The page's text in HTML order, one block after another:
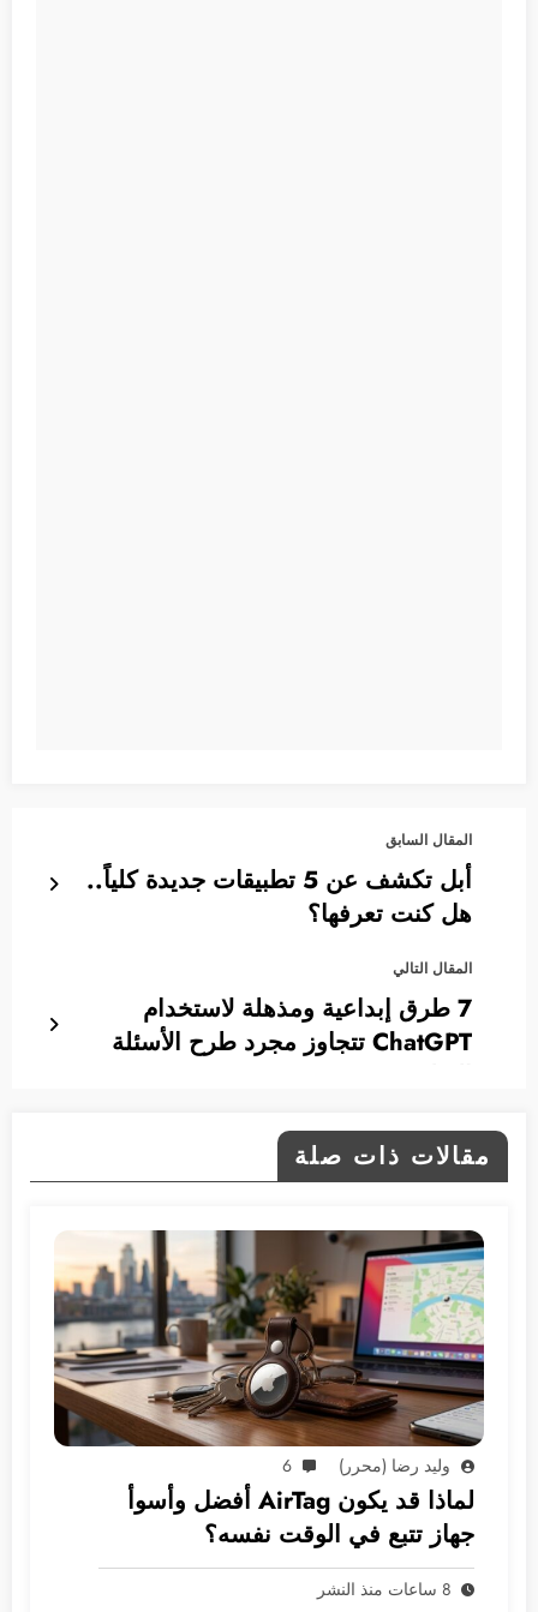
المقال السابق
أبل تكشف عن 5 تطبيقات جديدة كلياً..
هل كنت تعرفها؟
المقال التالي
7 طرق إبداعية ومذهلة لاستخدام
ChatGPT تتجاوز مجرد طرح الأسئلة
مقالات ذات صلة
وليد رضا (محرر) 6
لماذا قد يكون AirTag أفضل وأسوأ
جهاز تتبع في الوقت نفسه؟
8 ساعات منذ النشر